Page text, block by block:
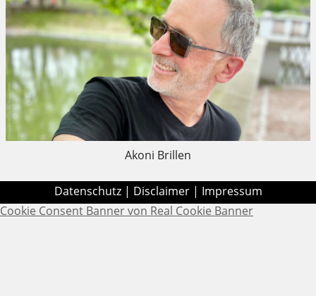
Akoni Brillen
Datenschutz| Disclaimer| Impressum
Cookie Consent Banner von Real Cookie Banner